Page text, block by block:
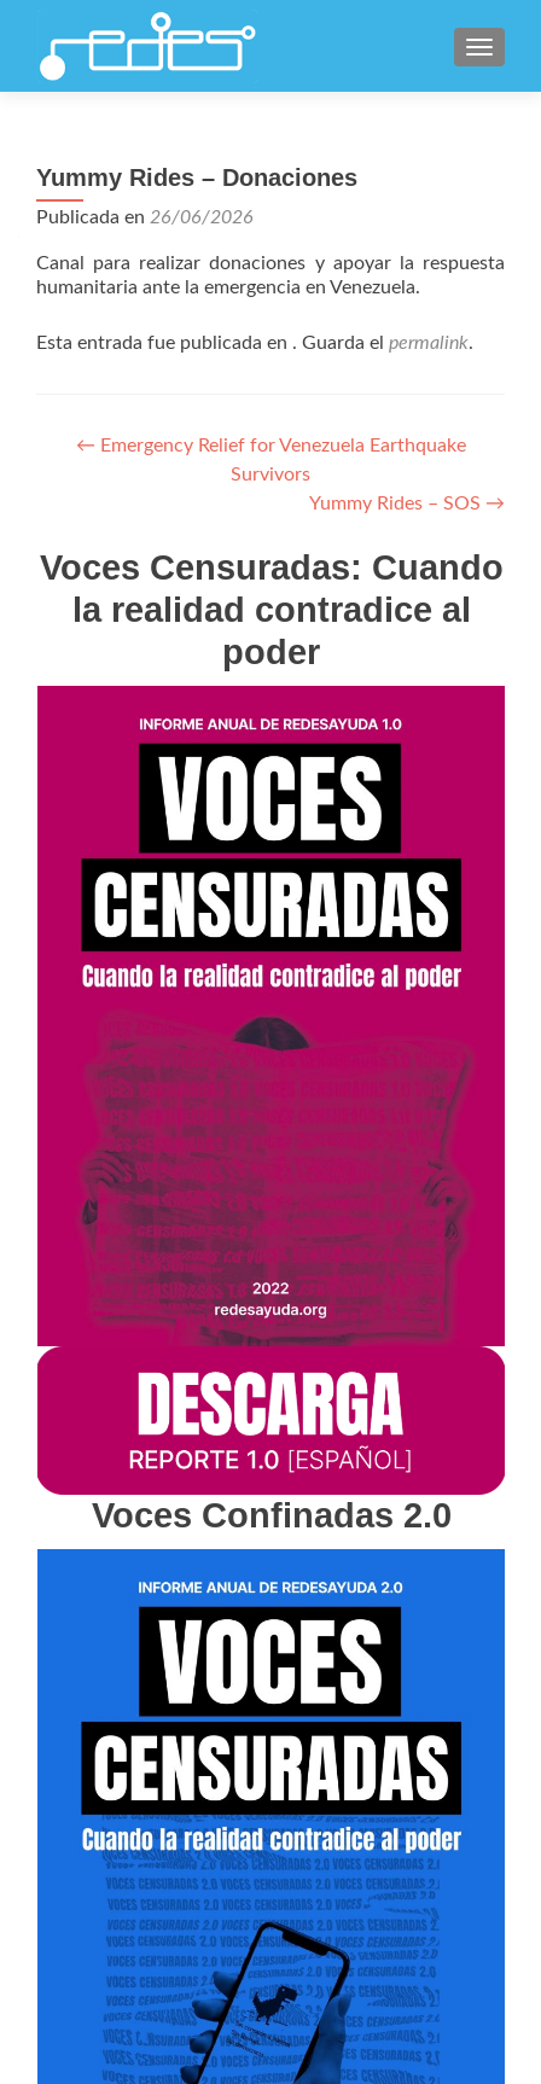
Yummy Rides – Donaciones
Publicada en 26/06/2026
Canal para realizar donaciones y apoyar la respuesta
humanitaria ante la emergencia en Venezuela.
Esta entrada fue publicada en . Guarda el permalink.
Navegación
← Emergency Relief for Venezuela Earthquake
Survivors
Yummy Rides – SOS →
Voces Censuradas: Cuando
la realidad contradice al
poder
Voces Confinadas 2.0